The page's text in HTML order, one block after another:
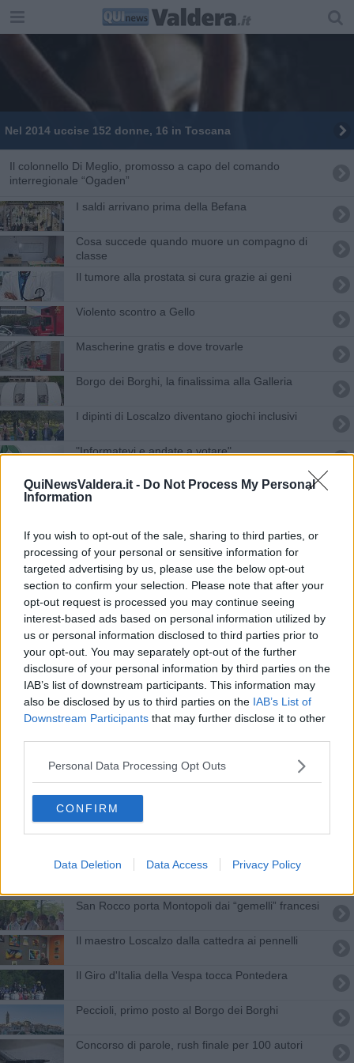
QuiNewsValdera.it - Do Not Process My Personal
Information
If you wish to opt-out of the sale, sharing to third parties, or
processing of your personal or sensitive information for
targeted advertising by us, please use the below opt-out
section to confirm your selection. Please note that after your
opt-out request is processed you may continue seeing
interest-based ads based on personal information utilized by
us or personal information disclosed to third parties prior to
your opt-out. You may separately opt-out of the further
disclosure of your personal information by third parties on the
IAB’s list of downstream participants. This information may
also be disclosed by us to third parties on the IAB’s List of
Downstream Participants that may further disclose it to other
Personal Data Processing Opt Outs
CONFIRM
Data Deletion Data Access Privacy Policy
Nel 2014 uccise 152 donne, 16 in Toscana
Il colonnello Di Meglio, promosso a capo del comando
interregionale “Ogaden”
I saldi arrivano prima della Befana
Cosa succede quando muore un compagno di
classe
Il tumore alla prostata si cura grazie ai geni
Violento scontro a Gello
Mascherine gratis e dove trovarle
Borgo dei Borghi, la finalissima alla Galleria
I dipinti di Loscalzo diventano giochi inclusivi
"Informatevi e andate a votare"
La Vespa dimezzata
Mafia, arresto in ospedale dopo la condanna
Lavori sulla rete idrica, le vie a secco
Nuovo appuntamento con le Piccole storie al
teatro comunale
Senza acqua e senza gas ma con l'amore della
gente
Quel pizzico di Nazionale che arriva dalla Valdera
Doppio premio per Cocco e la IIA di Terricciola
Sanità, lavoro e giovani, l'impegno di Mazzeo per
la Toscana
Vaccino gratuito contro la meningite B
La nonna sulle due ruote, da Milano a Taranto
San Rocco porta Montopoli dai “gemelli” francesi
Il maestro Loscalzo dalla cattedra ai pennelli
Il Giro d'Italia della Vespa tocca Pontedera
Peccioli, primo posto al Borgo dei Borghi
Concorso di parole, rush finale per 100 autori